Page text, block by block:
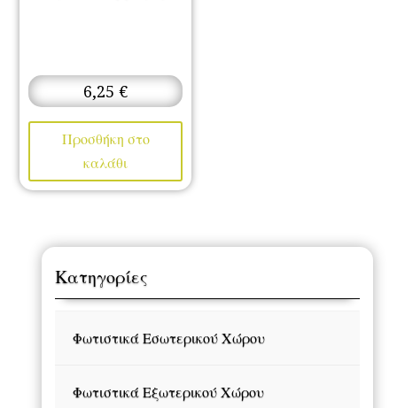
6,25€
Προσθήκη στο
καλάθι
Κατηγορίες
Φωτιστικά Εσωτερικού Χώρου
Φωτιστικά Εξωτερικού Χώρου